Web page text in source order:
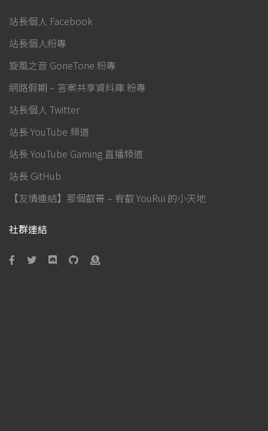
站長個人 Facebook
站長個人粉專
旋風之音 GoneTone 粉專
網路假期 – 答案共享資料庫 粉專
站長個人 Twitter
站長 YouTube 頻道
站長 YouTube Gaming 直播頻道
站長 GitHub
【友情連結】那個叡哥 – 宥叡 YouRui 的小天地
社群連結